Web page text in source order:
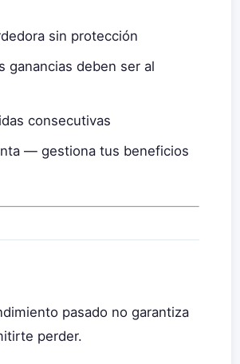
sin protección
deben ser al
consecutivas
— gestiona tus beneficios
pasado no garantiza
perder.